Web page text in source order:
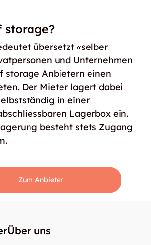
storage?
übersetzt «selber
und Unternehmen
storage Anbietern einen
Der Mieter lagert dabei
in einer
Lagerbox ein.
besteht stets Zugang
Zum Anbieter
Über uns